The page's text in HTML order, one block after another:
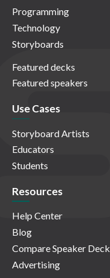
Programming
Technology
Storyboards
Featured decks
Featured speakers
Use Cases
Storyboard Artists
Educators
Students
Resources
Help Center
Blog
Compare Speaker Deck
Advertising